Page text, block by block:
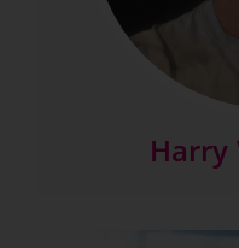
Harry